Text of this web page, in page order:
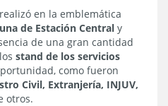
en la emblemática
de Estación Central y
de una gran cantidad
stand de los servicios
como fueron
Civil, Extranjería, INJUV,
otros.